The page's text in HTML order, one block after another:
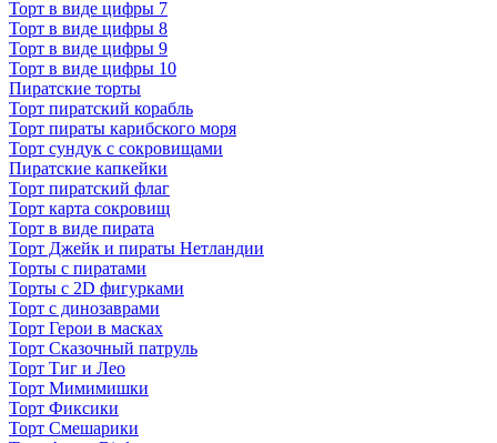
Торт в виде цифры 7
Торт в виде цифры 8
Торт в виде цифры 9
Торт в виде цифры 10
Пиратские торты
Торт пиратский корабль
Торт пираты карибского моря
Торт сундук с сокровищами
Пиратские капкейки
Торт пиратский флаг
Торт карта сокровищ
Торт в виде пирата
Торт Джейк и пираты Нетландии
Торты с пиратами
Торты с 2D фигурками
Торт с динозаврами
Торт Герои в масках
Торт Сказочный патруль
Торт Тиг и Лео
Торт Мимимишки
Торт Фиксики
Торт Смешарики